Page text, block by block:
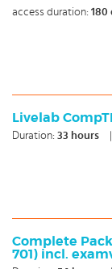
Examen doen?
Sowieso krijg je
training een
trainingen
start vandaag
nooit stil mag
access duration: 180
Livelab
Duration: 33 hours
Complete
701) incl.